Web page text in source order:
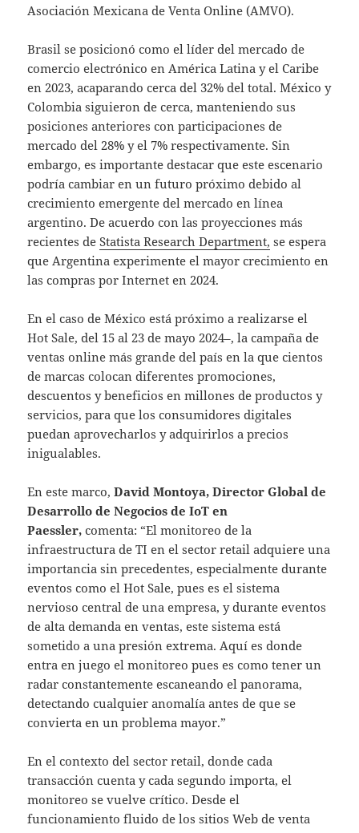
Asociación Mexicana de Venta Online (AMVO).
Brasil se posicionó como el líder del mercado de
comercio electrónico en América Latina y el Caribe
en 2023, acaparando cerca del 32% del total. México y
Colombia siguieron de cerca, manteniendo sus
posiciones anteriores con participaciones de
mercado del 28% y el 7% respectivamente. Sin
embargo, es importante destacar que este escenario
podría cambiar en un futuro próximo debido al
crecimiento emergente del mercado en línea
argentino. De acuerdo con las proyecciones más
recientes deStatista Research Department, se espera
que Argentina experimente el mayor crecimiento en
las compras por Internet en 2024.
En el caso de México está próximo a realizarse el
Hot Sale, del 15 al 23 de mayo 2024–, la campaña de
ventas online más grande del país en la que cientos
de marcas colocan diferentes promociones,
descuentos y beneficios en millones de productos y
servicios, para que los consumidores digitales
puedan aprovecharlos y adquirirlos a precios
inigualables.
En este marco,David Montoya, Director Global de
Desarrollo de Negocios de IoT en
Paessler,comenta: “El monitoreo de la
infraestructura de TI en el sector retail adquiere una
importancia sin precedentes, especialmente durante
eventos como el Hot Sale, pues es el sistema
nervioso central de una empresa, y durante eventos
de alta demanda en ventas, este sistema está
sometido a una presión extrema. Aquí es donde
entra en juego el monitoreo pues es como tener un
radar constantemente escaneando el panorama,
detectando cualquier anomalía antes de que se
convierta en un problema mayor.”
En el contexto del sector retail, donde cada
transacción cuenta y cada segundo importa, el
monitoreo se vuelve crítico. Desde el
funcionamiento fluido de los sitios Web de venta